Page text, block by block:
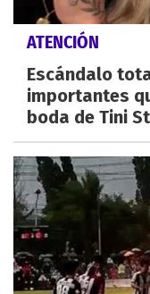
ATENCIÓN
Escándalo
importantes
boda de Tini